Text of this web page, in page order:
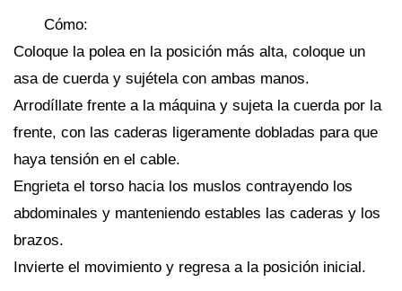
Cómo:
Coloque la polea en la posición más alta, coloque un
asa de cuerda y sujétela con ambas manos.
Arrodíllate frente a la máquina y sujeta la cuerda por la
frente, con las caderas ligeramente dobladas para que
haya tensión en el cable.
Engrieta el torso hacia los muslos contrayendo los
abdominales y manteniendo estables las caderas y los
brazos.
Invierte el movimiento y regresa a la posición inicial.